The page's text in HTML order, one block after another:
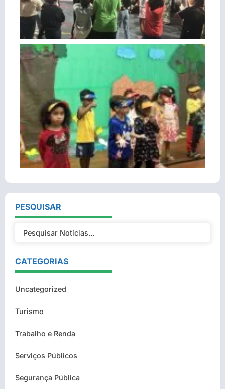
PESQUISAR
CATEGORIAS
Uncategorized
Turismo
Trabalho e Renda
Serviços Públicos
Segurança Pública